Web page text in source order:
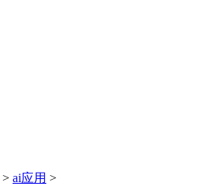
> ai应用 >